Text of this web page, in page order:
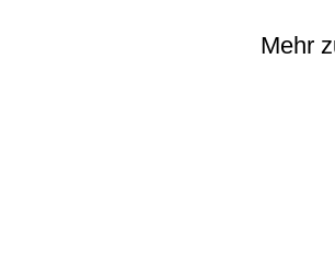
Mehr